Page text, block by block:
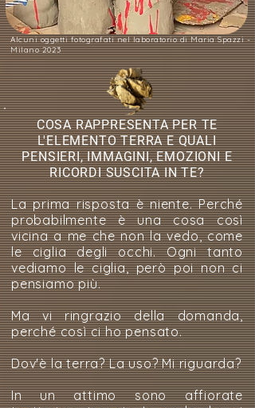
Alcuni oggetti fotografati nel laboratorio di Maria Spazzi -
Milano 2023
COSA RAPPRESENTA PER TE
L'ELEMENTO TERRA E QUALI
PENSIERI, IMMAGINI, EMOZIONI E
RICORDI SUSCITA IN TE?
La prima risposta è niente. Perché
probabilmente è una cosa così
vicina a me che non la vedo, come
le ciglia degli occhi. Ogni tanto
vediamo le ciglia, però poi non ci
pensiamo più.
Ma vi ringrazio della domanda,
perché così ci ho pensato.
Dov'è la terra? La uso? Mi riguarda?
In un attimo sono affiorate